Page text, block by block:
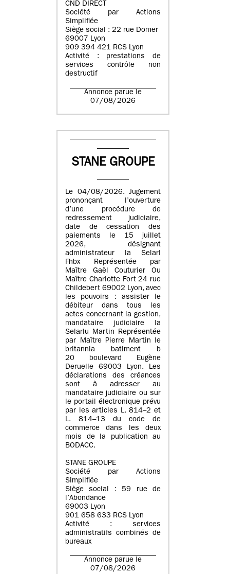
CND DIRECT
Société par Actions
Simplifiée
Siège social : 22 rue Domer
69007 Lyon
909 394 421 RCS Lyon
Activité : prestations de
services contrôle non
destructif
Annonce parue le
07/08/2026
STANE GROUPE
Le 04/08/2026. Jugement
prononçant l’ouverture
d’une procédure de
redressement judiciaire,
date de cessation des
paiements le 15 juillet
2026, désignant
administrateur la Selarl
Fhbx Représentée par
Maître Gaël Couturier Ou
Maître Charlotte Fort 24 rue
Childebert 69002 Lyon, avec
les pouvoirs : assister le
débiteur dans tous les
actes concernant la gestion,
mandataire judiciaire la
Selarlu Martin Représentée
par Maître Pierre Martin le
britannia batiment b
20 boulevard Eugène
Deruelle 69003 Lyon. Les
déclarations des créances
sont à adresser au
mandataire judiciaire ou sur
le portail électronique prévu
par les articles L. 814–2 et
L. 814–13 du code de
commerce dans les deux
mois de la publication au
BODACC.
STANE GROUPE
Société par Actions
Simplifiée
Siège social : 59 rue de
l’Abondance
69003 Lyon
901 658 633 RCS Lyon
Activité : services
administratifs combinés de
bureaux
Annonce parue le
07/08/2026